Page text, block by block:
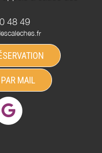
48 49
MAIL